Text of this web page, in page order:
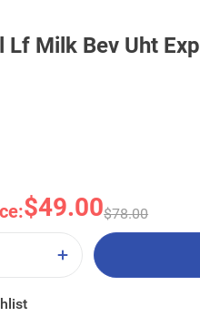
Lf Milk Bev Uht Exp
$49.00$78.00